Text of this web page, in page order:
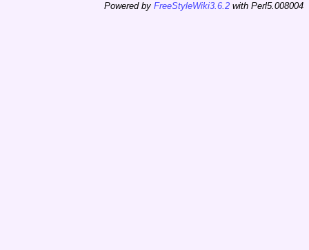
Powered by FreeStyleWiki3.6.2 with Perl5.008004